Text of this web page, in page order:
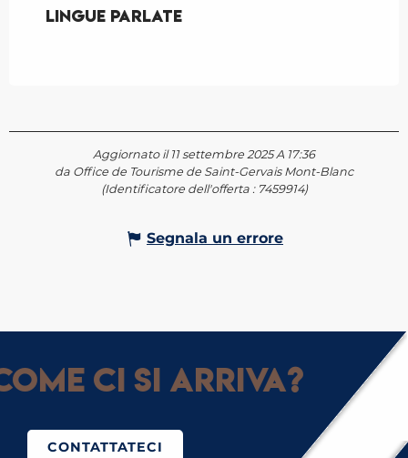
Lingue parlate
Lingue parlate
Aggiornato il 11 settembre 2025 A 17:36
da Office de Tourisme de Saint-Gervais Mont-Blanc
(Identificatore dell'offerta : 7459914)
Segnala un errore
ci si arriva?
CONTATTATECI